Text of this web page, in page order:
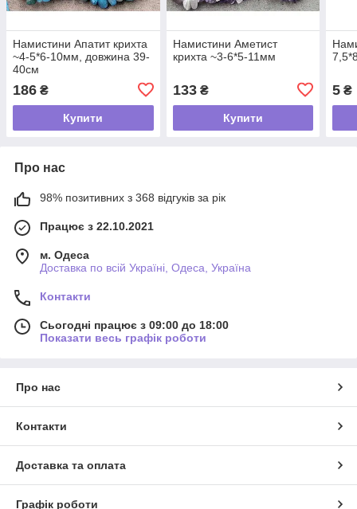
Намистини Апатит крихта
~4-5*6-10мм, довжина 39-
40см
186 ₴
Купити
Намистини Аметист
крихта ~3-6*5-11мм
133₴
Купити
5 ₴
Про нас
98% позитивних з 368 відгуків за рік
Працює з 22.10.2021
м. Одеса
Доставка по всій Україні, Одеса, Україна
Контакти
Сьогодні працює з 09:00 до 18:00
Показати весь графік роботи
Про нас
Контакти
Доставка та оплата
Графік роботи